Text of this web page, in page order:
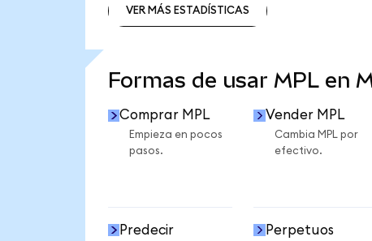
VER MÁS ESTADÍSTICAS
Formas de usar MPL en
Comprar MPL
Empieza en pocos
pasos.
Vender MPL
Cambia MPL por
efectivo.
Predecir Perpetuos